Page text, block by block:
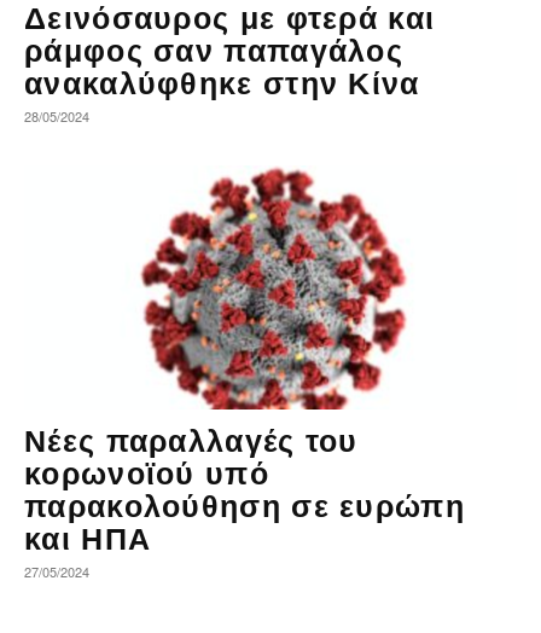
Δεινόσαυρος με φτερά και
ράμφος σαν παπαγάλος
ανακαλύφθηκε στην Κίνα
28/05/2024
Νέες παραλλαγές του
κορωνοϊού υπό
παρακολούθηση σε ευρώπη
και ΗΠΑ
27/05/2024